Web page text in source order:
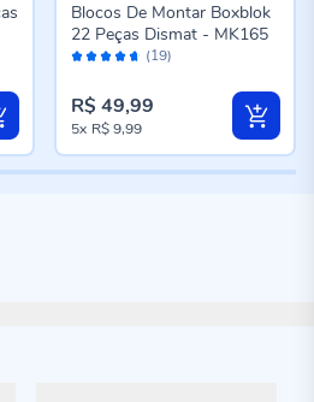
Avaliação: (19)
Blocos De Montar Boxblok
22 Peças Dismat - MK165
R$ 49,99
5x R$ 9,99